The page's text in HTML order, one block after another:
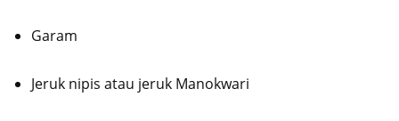
Garam
Jeruk nipis atau jeruk Manokwari